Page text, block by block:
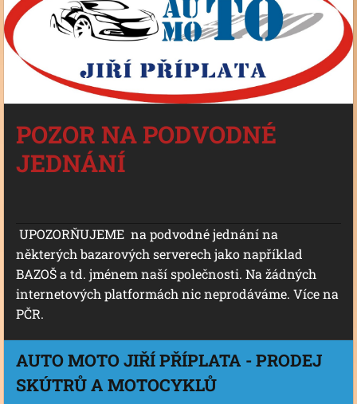
POZOR NA PODVODNÉ
JEDNÁNÍ
UPOZORŇUJEME na podvodné jednání na
některých bazarových serverech jako například
BAZOŠ a td. jménem naší společnosti. Na žádných
internetových platformách nic neprodáváme. Více na
PČR.
AUTO MOTO JIŘÍ PŘÍPLATA -PRODEJ
SKÚTRŮ A MOTOCYKLŮ